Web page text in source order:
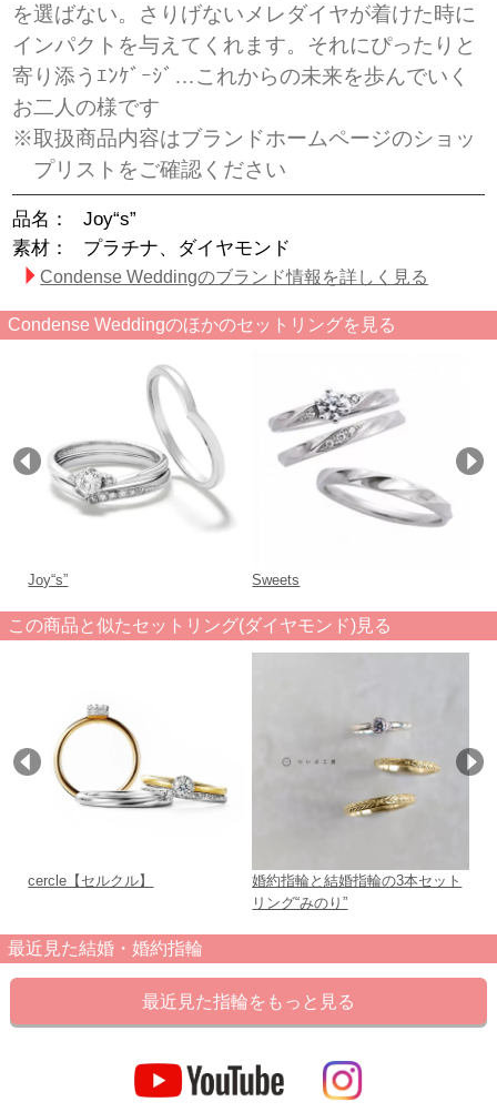
を選ばない。さりげないメレダイヤが着けた時に
インパクトを与えてくれます。それにぴったりと
寄り添うｴﾝｹﾞｰｼﾞ…これからの未来を歩んでいく
お二人の様です
※取扱商品内容はブランドホームページのショッ
プリストをご確認ください
品名：
Joy“s”
素材：
プラチナ、ダイヤモンド
Condense Weddingのブランド情報を詳しく見る
Condense Weddingのほかのセットリングを見る
Joy“s” Sweets
この商品と似たセットリング(ダイヤモンド)見る
cercle【セルクル】
婚約指輪と結婚指輪の3本セット
リング“みのり”
最近見た結婚・婚約指輪
最近見た指輪をもっと見る